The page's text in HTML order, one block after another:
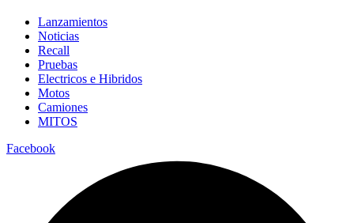
Lanzamientos
Noticias
Recall
Pruebas
Electricos e Hibridos
Motos
Camiones
MITOS
Facebook